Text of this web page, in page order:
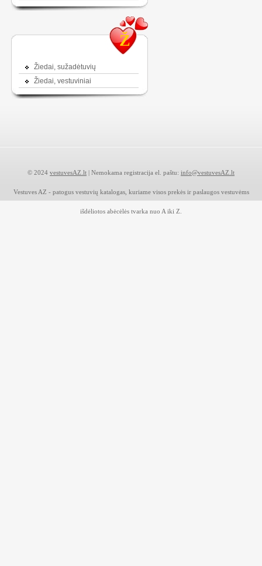
Ž
Žiedai, sužadėtuvių
Žiedai, vestuviniai
© 2024 vestuvesAZ.lt | Nemokama registracija el. paštu: info@vestuvesAZ.lt
Vestuves AZ - patogus vestuvių katalogas, kuriame visos prekės ir paslaugos vestuvėms
išdėliotos abėcėlės tvarka nuo A iki Z.